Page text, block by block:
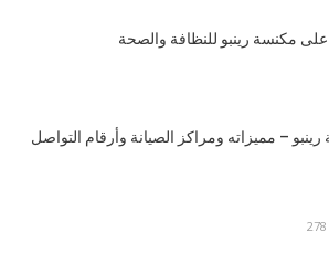
مكنسة رينبو للنظافة والصحة
– مميزاته ومراكز الصيانة وأرقام التواصل